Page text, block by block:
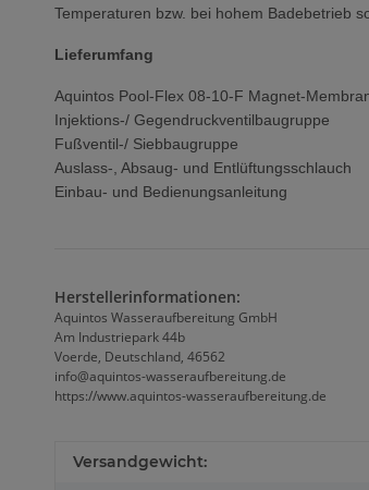
Temperaturen bzw. bei hohem Badebetrieb
Lieferumfang
Aquintos Pool-Flex 08-10-F Magnet-
Injektions-/ Gegendruckventilbaugruppe
Fußventil-/ Siebbaugruppe
Auslass-, Absaug- und Entlüftungsschlauch
Einbau- und Bedienungsanleitung
Herstellerinformationen:
Aquintos Wasseraufbereitung GmbH
Am Industriepark 44b
Voerde, Deutschland, 46562
info@aquintos-wasseraufbereitung.de
https://www.aquintos-wasseraufbereitung.de
Versandgewicht: